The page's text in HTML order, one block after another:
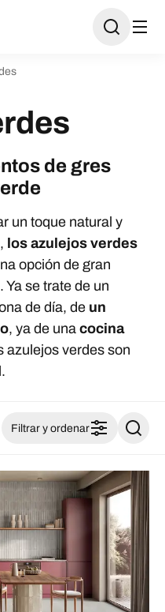
de gres
un toque natural y
los azulejos verdes
opción de gran
se trate de un
de día, de un
, ya de una cocina
azulejos verdes son
Filtrar y ordenar